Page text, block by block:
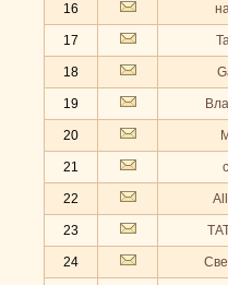
16
17
18
19
20
21
22
23
24